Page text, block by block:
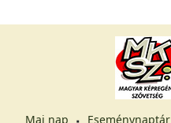
Mai nap Eseménynaptár